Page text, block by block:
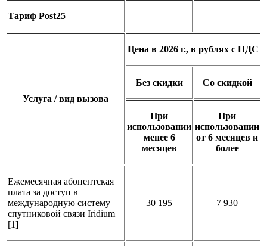
Тариф Post25
Услуга / вид вызова
Цена в 2026 г., в рублях с НДС
Без скидки Со скидкой
При
использовании
менее 6
месяцев
При
использовании
от 6 месяцев и
более
Ежемесячная абонентская
плата за доступ в
международную систему
спутниковой связи Iridium
[1]
30 195 7 930